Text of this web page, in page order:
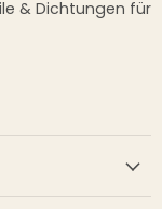
& Dichtungen für